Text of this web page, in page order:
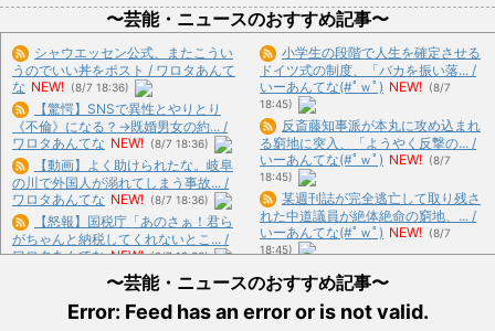
〜芸能・ニュースのおすすめ記事〜
シャウエッセン公式、またこうい
うのでいい丼をポスト / ワロタあんて
な NEW! (8/7 18:36)
【驚愕】SNSで異性とやりとり
《不倫》になる？→既婚男女の約... /
ワロタあんてな NEW! (8/7 18:36)
【動画】よく助けられたな。岐阜
の川で外国人が溺れてしまう事故... /
ワロタあんてな NEW! (8/7 18:36)
【怒報】国税庁「あのさぁ！君ら
がちゃんと納税してくれないとこ... /
ワロタあんてな NEW! (8/7 18:36)
レッドブルリザーブの角田裕毅、
ケイナさんと一緒に酒蔵巡りをし... /
ワロタあんてな NEW! (8/7 18:36)
小学生の段階で人生を確定させる
ドイツ式の制度、「バカを振い落... /
いーあんてな(#ﾟｗﾟ) NEW! (8/7
18:45)
反斎藤知事派が本丸に攻め込まれ
る窮地に突入、「ようやく反撃の... /
いーあんてな(#ﾟｗﾟ) NEW! (8/7
18:45)
某週刊誌が完全逃亡して取り残さ
れた中道議員が絶体絶命の窮地、... /
いーあんてな(#ﾟｗﾟ) NEW! (8/7
18:45)
【悲報】ショートスリーパー堀大
輔さん、リスナーから「寝たほう... /
いーあんてな(#ﾟｗﾟ) NEW!
18:45)
〜芸能・ニュースのおすすめ記事〜
Error: Feed has an error or is not valid.